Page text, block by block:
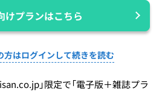
けプランはこちら
方はログインして続きを読む
」限定で「電子版＋雑誌プラ